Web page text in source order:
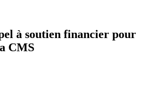
à soutien financier pour
CMS